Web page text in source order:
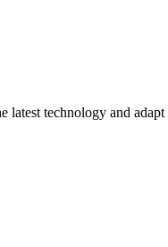
latest technology and